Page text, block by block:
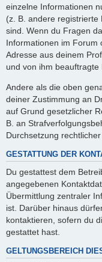
einzelne Informationen
(z. B. andere registrierte
sind. Wenn du Fragen
Informationen im Forum
Adresse aus deinem
und von ihm beauftragte
Andere als die oben
deiner Zustimmung an
auf Grund gesetzlicher
B. an
Durchsetzung
GESTATTUNG DER
Du gestattest dem
angegebenen
Übermittlung zentraler
ist. Darüber hinaus
kontaktieren, sofern du
gestattet hast.
GELTUNGSBEREICH